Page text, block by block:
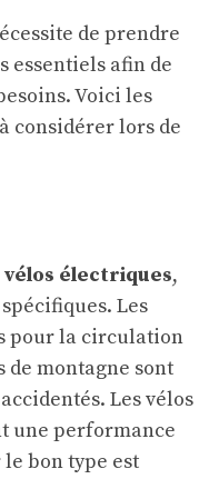
de prendre
essentiels afin de
Voici les
considérer lors de
électriques,
Les
pour la circulation
de montagne sont
Les vélos
une performance
bon type est